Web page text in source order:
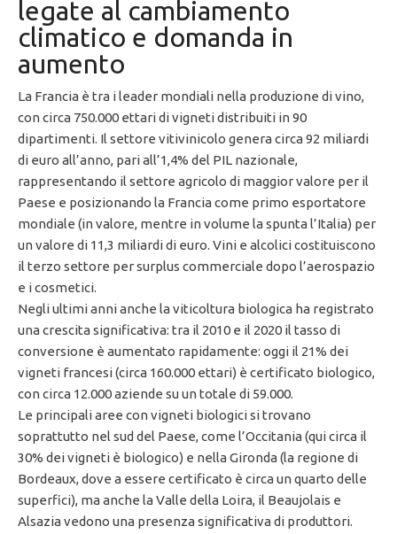
legate al cambiamento
climatico e domanda in
aumento
La Francia è tra i leader mondiali nella produzione di vino,
con circa 750.000 ettari di vigneti distribuiti in 90
dipartimenti. Il settore vitivinicolo genera circa 92 miliardi
di euro all’anno, pari all’1,4% del PIL nazionale,
rappresentando il settore agricolo di maggior valore per il
Paese e posizionando la Francia come primo esportatore
mondiale (in valore, mentre in volume la spunta l’Italia) per
un valore di 11,3 miliardi di euro. Vini e alcolici costituiscono
il terzo settore per surplus commerciale dopo l’aerospazio
e i cosmetici.
Negli ultimi anni anche la viticoltura biologica ha registrato
una crescita significativa: tra il 2010 e il 2020 il tasso di
conversione è aumentato rapidamente: oggi il 21% dei
vigneti francesi (circa 160.000 ettari) è certificato biologico,
con circa 12.000 aziende su un totale di 59.000.
Le principali aree con vigneti biologici si trovano
soprattutto nel sud del Paese, come l’Occitania (qui circa il
30% dei vigneti è biologico) e nella Gironda (la regione di
Bordeaux, dove a essere certificato è circa un quarto delle
superfici), ma anche la Valle della Loira, il Beaujolais e
Alsazia vedono una presenza significativa di produttori.